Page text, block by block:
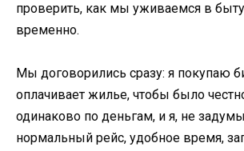
проверить, как мы уживаемся в
временно.
Мы договорились сразу: я покупаю
оплачивает жилье, чтобы было
одинаково по деньгам, и я, не
нормальный рейс, удобное время,